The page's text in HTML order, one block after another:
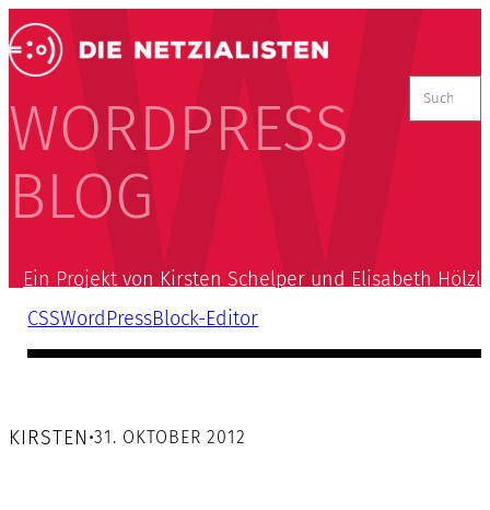
WORDPRESS
BLOG
nach:
Ein Projekt von Kirsten Schelper und Elisabeth Hölzl
CSSWordPressBlock-Editor
KIRSTEN•31. OKTOBER 2012